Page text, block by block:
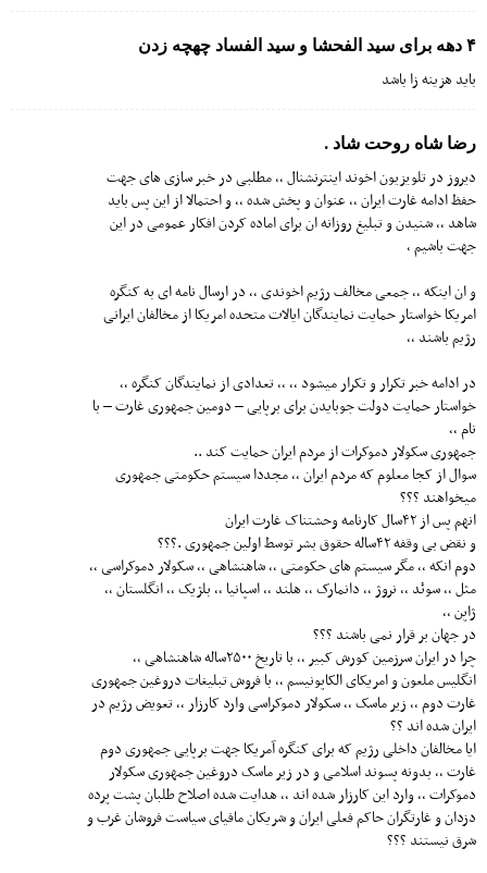
۴ دهه برای سید الفحشا و سید الفساد چهچه زدن
باید هزینه زا باشد
رضا شاه روحت شاد .
دیروز در تلویزیون اخوند اینترنشنال ،، مطلبی در خبر سازی های جهت
حفظ ادامه غارت ایران ،، عنوان و پخش شده ،، و احتمالا از این پس باید
شاهد ،، شنیدن و تبلیغ روزانه ان برای اماده کردن افکار عمومی در این
جهت باشیم ،
و ان اینکه ،، جمعی مخالف رژیم اخوندی ،، در ارسال نامه ای به کنگره
امریکا خواستار حمایت نمایندگان ایالات متحده امریکا از مخالفان ایرانی
رژیم باشند ،،
در ادامه خبر تکرار و تکرار میشود ،، ،، تعدادی از نمایندگان کنگره ،،
خواستار حمایت دولت جوبایدن برای برپایی – دومین جمهوری غارت – با
نام ،،
جمهوری سکولار دموکرات از مردم ایران حمایت کند ..
سوال از کجا معلوم که مردم ایران ،، مجددا سیستم حکومتی جمهوری
میخواهند ؟؟؟
انهم پس از ۴۲سال کارنامه وحشتناک غارت ایران
و نقض بی وقفه ۴۲ساله حقوق بشر توسط اولین جمهوری .؟؟؟
دوم انکه ،، مگر سیستم های حکومتی ،، شاهنشاهی ،، سکولار دموکراسی ،،
مثل ،، سوئد ،، نروژ ،، دانمارک ،، هلند ،، اسپانیا ،، بلژیک ،، انگلستان ،،
ژاپن ،،
در جهان بر قرار نمی باشند ؟؟؟
چرا در ایران سرزمین کورش کبیر ،، با تاریخ ۲۵۰۰ساله شاهنشاهی ،،
انگلیس ملعون و امریکای الکاپونیسم ،، با فروش تبلیغات دروغین جمهوری
غارت دوم ،، زیر ماسک ،، سکولار دموکراسی وارد کارزار ،، تعویض رژیم در
ایران شده اند ؟؟
ایا مخالفان داخلی رژیم که برای کنگره آمریکا جهت برپایی جمهوری دوم
غارت ،، بدونه پسوند اسلامی و در زیر ماسک دروغین جمهوری سکولار
دموکرات ،، وارد این کارزار شده اند ،، هدایت شده اصلاح طلبان پشت پرده
دزدان و غارتگران حاکم فعلی ایران و شریکان مافیای سیاست فروشان غرب و
شرق نیستند ؟؟؟